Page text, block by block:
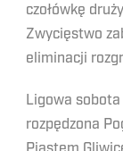
czołówkę
Zwycięstwo
eliminacji
Ligowa
rozpędzona